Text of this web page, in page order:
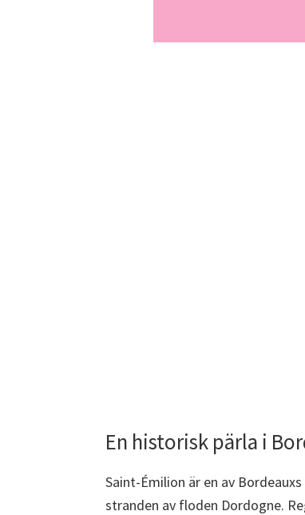
En historisk pärla i
Saint-Émilion är en av
stranden av floden Dordogne.